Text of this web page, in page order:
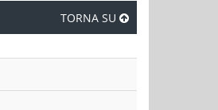
TORNA SU